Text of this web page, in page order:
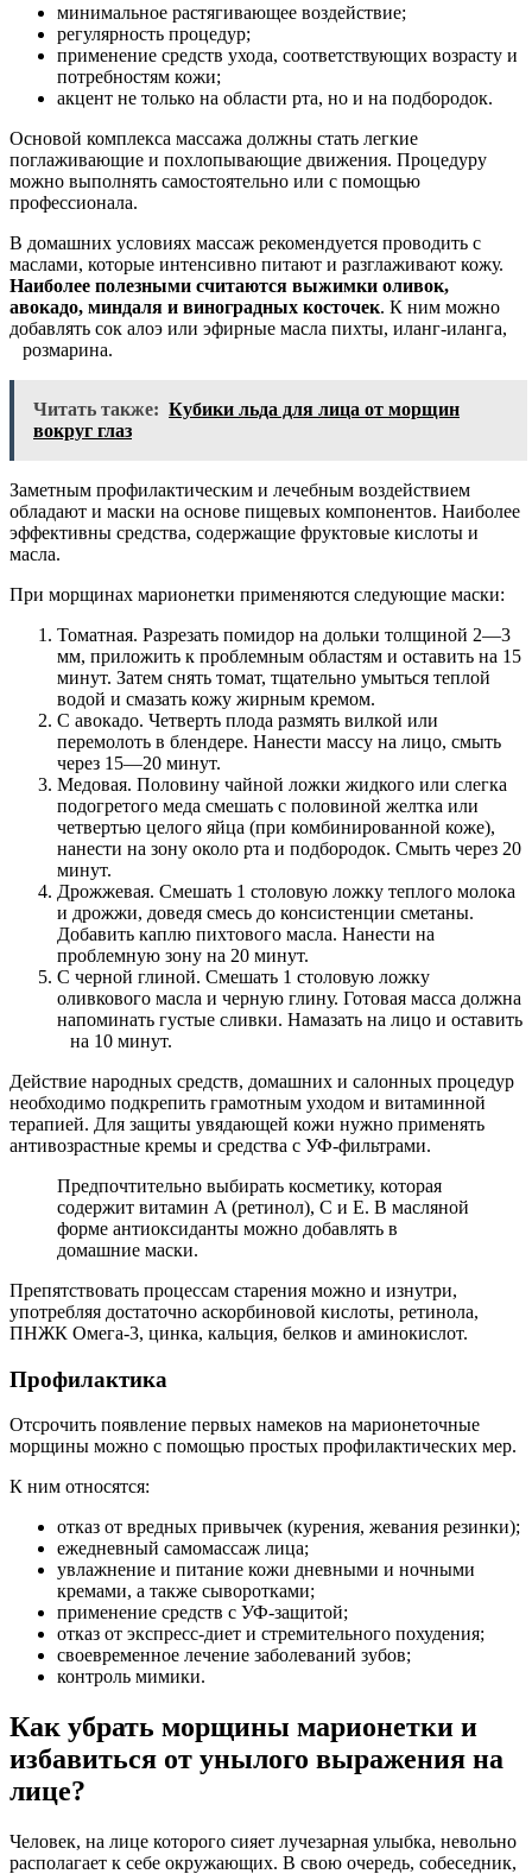
минимальное растягивающее воздействие;
регулярность процедур;
применение средств ухода, соответствующих возрасту и
потребностям кожи;
акцент не только на области рта, но и на подбородок.
Основой комплекса массажа должны стать легкие
поглаживающие и похлопывающие движения. Процедуру
можно выполнять самостоятельно или с помощью
профессионала.
В домашних условиях массаж рекомендуется проводить с
маслами, которые интенсивно питают и разглаживают кожу.
Наиболее полезными считаются выжимки оливок,
авокадо, миндаля и виноградных косточек. К ним можно
добавлять сок алоэ или эфирные масла пихты, иланг-иланга,
розмарина.
Читать также: Кубики льда для лица от морщин
вокруг глаз
Заметным профилактическим и лечебным воздействием
обладают и маски на основе пищевых компонентов. Наиболее
эффективны средства, содержащие фруктовые кислоты и
масла.
При морщинах марионетки применяются следующие маски:
Томатная. Разрезать помидор на дольки толщиной 2—3
мм, приложить к проблемным областям и оставить на 15
минут. Затем снять томат, тщательно умыться теплой
водой и смазать кожу жирным кремом.
С авокадо. Четверть плода размять вилкой или
перемолоть в блендере. Нанести массу на лицо, смыть
через 15—20 минут.
Медовая. Половину чайной ложки жидкого или слегка
подогретого меда смешать с половиной желтка или
четвертью целого яйца (при комбинированной коже),
нанести на зону около рта и подбородок. Смыть через 20
минут.
Дрожжевая. Смешать 1 столовую ложку теплого молока
и дрожжи, доведя смесь до консистенции сметаны.
Добавить каплю пихтового масла. Нанести на
проблемную зону на 20 минут.
С черной глиной. Смешать 1 столовую ложку
оливкового масла и черную глину. Готовая масса должна
напоминать густые сливки. Намазать на лицо и оставить
на 10 минут.
Действие народных средств, домашних и салонных процедур
необходимо подкрепить грамотным уходом и витаминной
терапией. Для защиты увядающей кожи нужно применять
антивозрастные кремы и средства с УФ-фильтрами.
Предпочтительно выбирать косметику, которая
содержит витамин A (ретинол), C и E. В масляной
форме антиоксиданты можно добавлять в
домашние маски.
Препятствовать процессам старения можно и изнутри,
употребляя достаточно аскорбиновой кислоты, ретинола,
ПНЖК Омега-3, цинка, кальция, белков и аминокислот.
Профилактика
Отсрочить появление первых намеков на марионеточные
морщины можно с помощью простых профилактических мер.
К ним относятся:
отказ от вредных привычек (курения, жевания резинки);
ежедневный самомассаж лица;
увлажнение и питание кожи дневными и ночными
кремами, а также сыворотками;
применение средств с УФ-защитой;
отказ от экспресс-диет и стремительного похудения;
своевременное лечение заболеваний зубов;
контроль мимики.
Как убрать морщины марионетки и
избавиться от унылого выражения на
лице?
Человек, на лице которого сияет лучезарная улыбка, невольно
располагает к себе окружающих. В свою очередь, собеседник,